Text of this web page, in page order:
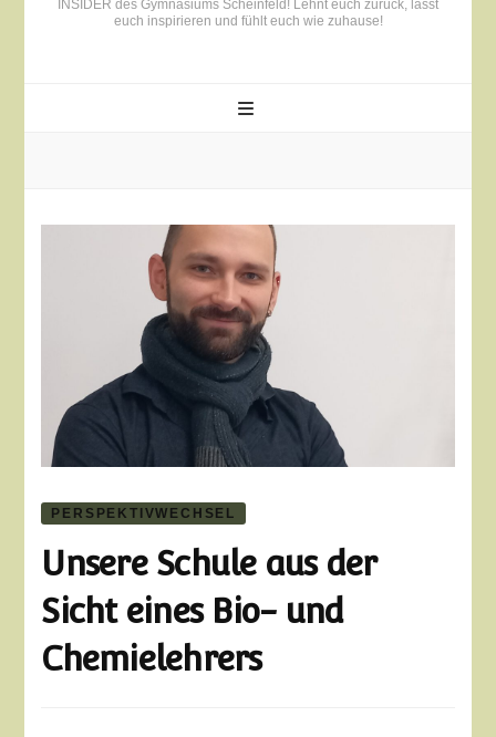
INSIDER des Gymnasiums Scheinfeld! Lehnt euch zurück, lasst
euch inspirieren und fühlt euch wie zuhause!
PERSPEKTIVWECHSEL
Unsere Schule aus der
Sicht eines Bio- und
Chemielehrers